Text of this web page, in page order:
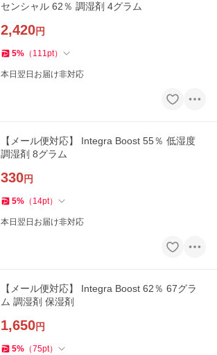
センシャル 62％ 調湿剤 4グラム
2,420円
5% （ 111pt）
本日翌日お届け非対応
【メール便対応】 Integra Boost 55％ 低湿度
調湿剤 8グラム
330円
5% （ 14pt）
本日翌日お届け非対応
【メール便対応】 Integra Boost 62％ 67グラ
ム 調湿剤 保湿剤
1,650円
5% （75pt）